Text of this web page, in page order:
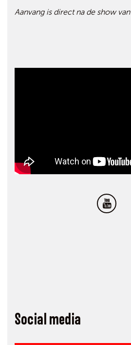
Aanvang is direct na de show van
Social media